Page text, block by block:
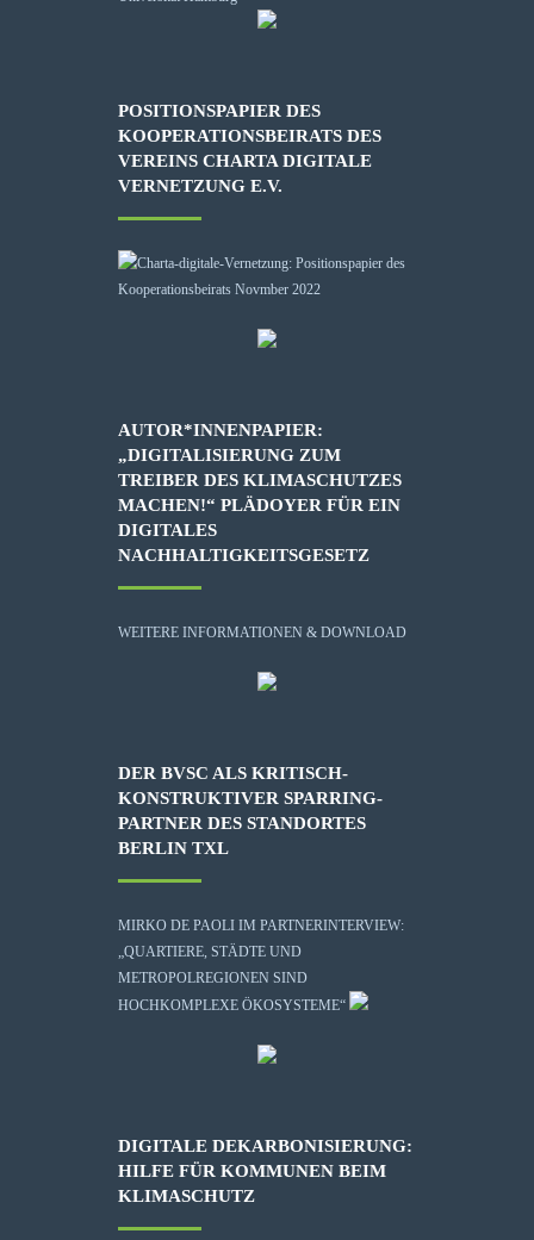
POSITIONSPAPIER DES
KOOPERATIONSBEIRATS DES
VEREINS CHARTA DIGITALE
VERNETZUNG E.V.
AUTOR*INNENPAPIER:
„DIGITALISIERUNG ZUM
TREIBER DES KLIMASCHUTZES
MACHEN!“ PLÄDOYER FÜR EIN
DIGITALES
NACHHALTIGKEITSGESETZ
WEITERE INFORMATIONEN & DOWNLOAD
DER BVSC ALS KRITISCH-
KONSTRUKTIVER SPARRING-
PARTNER DES STANDORTES
BERLIN TXL
MIRKO DE PAOLI IM PARTNERINTERVIEW:
„QUARTIERE, STÄDTE UND
METROPOLREGIONEN SIND
HOCHKOMPLEXE ÖKOSYSTEME“
DIGITALE DEKARBONISIERUNG:
HILFE FÜR KOMMUNEN BEIM
KLIMASCHUTZ